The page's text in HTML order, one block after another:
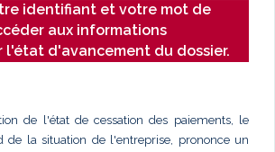
identifiant et votre mot de
aux informations
l'état d'avancement du dossier.
de l'état de cessation des paiements, le
de la situation de l'entreprise, prononce un